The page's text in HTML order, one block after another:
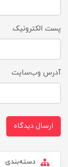
پست الکترونیک
آدرس وب‌سایت
ارسال دیدگاه
دسته‌بندی